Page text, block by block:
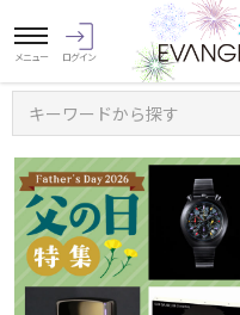
キーワードから探す